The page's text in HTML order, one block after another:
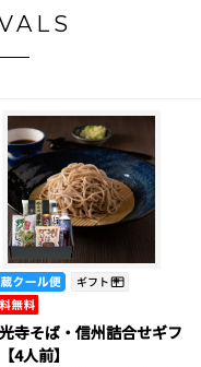
寺そば・信州詰合せギフ
4人前】